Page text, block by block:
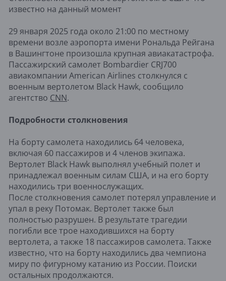
известно на данный момент
29 января 2025 года около 21:00 по местному
времени возле аэропорта имени Рональда Рейгана
в Вашингтоне произошла крупная авиакатастрофа.
Пассажирский самолет Bombardier CRJ700
авиакомпании American Airlines столкнулся с
военным вертолетом Black Hawk, сообщило
агентство CNN.
Подробности столкновения
На борту самолета находились 64 человека,
включая 60 пассажиров и 4 членов экипажа.
Вертолет Black Hawk выполнял учебный полет и
принадлежал военным силам США, и на его борту
находились три военнослужащих.
После столкновения самолет потерял управление и
упал в реку Потомак. Вертолет также был
полностью разрушен. В результате трагедии
погибли все трое находившихся на борту
вертолета, а также 18 пассажиров самолета. Также
известно, что на борту находились два чемпиона
миру по фигурному катанию из России. Поиски
остальных продолжаются.